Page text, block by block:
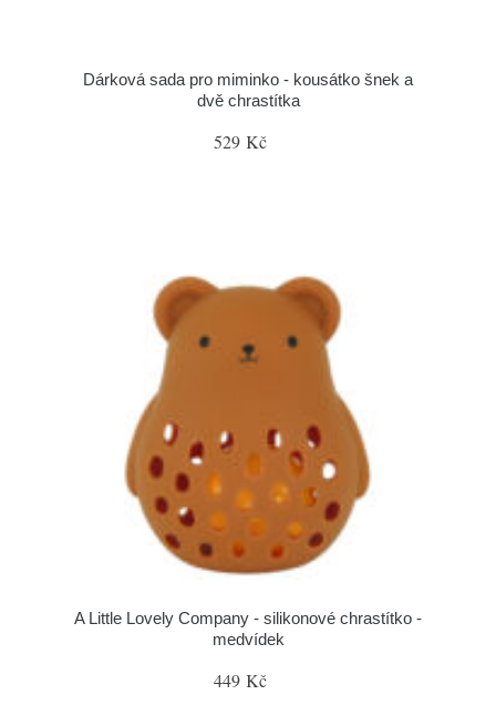
Dárková sada pro miminko - kousátko šnek a
dvě chrastítka
529 Kč
A Little Lovely Company - silikonové chrastítko -
medvídek
449 Kč